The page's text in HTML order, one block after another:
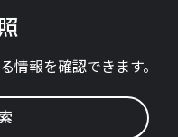
情報を確認できます。